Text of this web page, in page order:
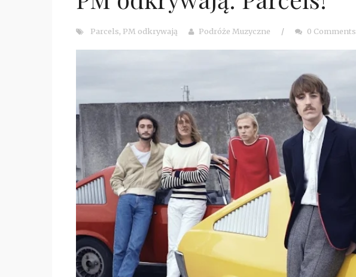
Parcels, PM odkrywają Podróże Muzyczne / 0 Comments